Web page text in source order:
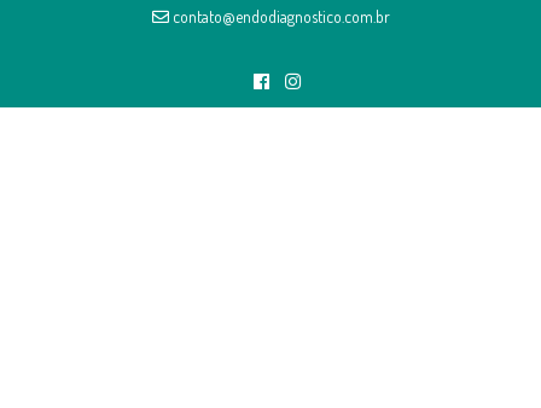
contato@endodiagnostico.com.br